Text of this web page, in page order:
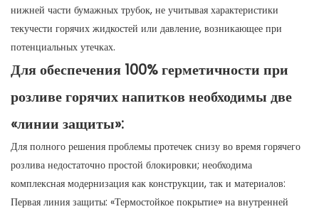
нижней части бумажных трубок, не учитывая характеристики
текучести горячих жидкостей или давление, возникающее при
потенциальных утечках.
Для обеспечения 100% герметичности при
розливе горячих напитков необходимы две
«линии защиты»:
Для полного решения проблемы протечек снизу во время горячего
розлива недостаточно простой блокировки; необходима
комплексная модернизация как конструкции, так и материалов:
Первая линия защиты: «Термостойкое покрытие» на внутренней